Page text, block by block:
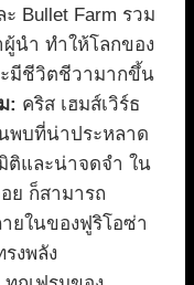
Bullet Farm รวม
ผู้นำ ทำให้โลกของ
ะมีชีวิตชีวามากขึ้น
: คริส เฮมส์เวิร์ธ
พบที่น่าประหลาด
ติและน่าจดจำ ใน
ย ก็สามารถ
ยในของฟูริโอซ่า
งพลัง